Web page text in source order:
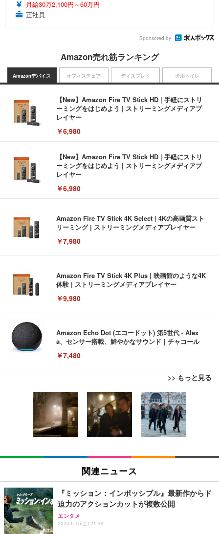
月給30万2,100円～60万円
正社員
Sponsored by
Amazon売れ筋ランキング
Amazonデバイス
【New】Amazon Fire TV Stick HD | 手軽にストリ
ーミングをはじめよう | ストリーミングメディアプ
レイヤー
￥6,980
【New】Amazon Fire TV Stick HD | 手軽にストリ
ーミングをはじめよう | ストリーミングメディアプ
レイヤー
￥6,980
Amazon Fire TV Stick 4K Select | 4Kの高画質スト
リーミング | ストリーミングメディアプレイヤー
￥7,980
Amazon Fire TV Stick 4K Plus | 映画館のような4K
体験 | ストリーミングメディアプレイヤー
￥9,980
Amazon Echo Dot (エコードット) 第5世代 - Alex
a、センサー搭載、鮮やかなサウンド｜チャコール
￥7,480
>> もっと見る
オフィスチェア
[EdoErgo] オフィスチェア 椅子 テレワーク 疲れな
い 跳ね上げ式アームレスト コンパクト 約105度ロッ
キング pc 事務椅子 360度回転 座面昇降 強化ナイロ
ン樹脂ベース 通気性メッシュ 在宅ワーク H-WY01
(黒網+黒枠+黒足)
￥5,699
SIHOO B100 オフィスチェア／デスクチェア メッシ
ュチェア 人間工学 疲れない ブラック
￥27,999
Sezlife オフィスチェア デスクチェア 疲れない テレ
ワーク チェア 強化バックレスト 30度ロッキング機
能 人間工学 椅子 腰サポート 90度跳ね上げ式アーム
ディスプレイ
EIZO ビジネス向けプレミアムモニター | FlexScan
EV3240X-WT | 31.5型4K UHD・USB Type-C・ホワ
イト
￥105,595
EIZO ビジネス向けプレミアムモニター | FlexScan
￥109,572
【純正品】27"ゲーミングモニター DualSense 充電
フック付き（CFI-ZDM1J）
犬用トイレ
Amazonベーシック ペットシーツ 薄型 レギュラー 1
回使い捨て 無香料 ホワイト 300枚
￥3,373
Amazonベーシック ペットシーツ 厚型 ワイド 42枚
x2袋(84枚) ホワイト(吸収面:ライトブルー)
￥3,234
ネオ・ルーライフ ネオ・オムツ L 中型犬用 26枚入
り 単品
関連ニュース
『ミッション：インポッシブル』最新作からド
迫力のアクションカットが複数公開
エンタメ
2023.6.16(金) 21:39